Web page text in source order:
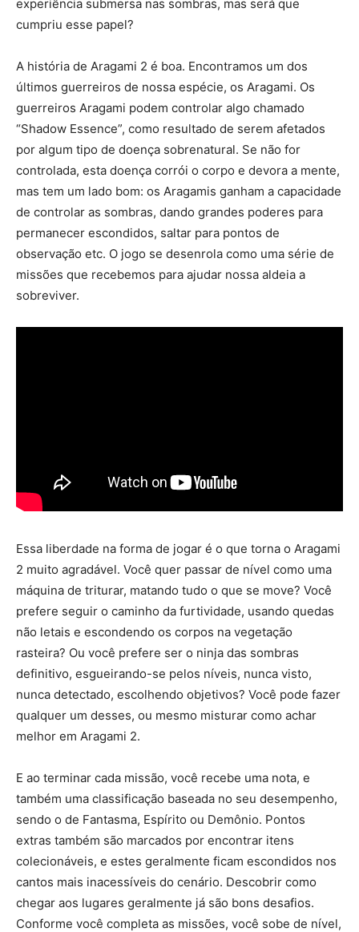
experiência submersa nas sombras, mas será que
cumpriu esse papel?
A história de Aragami 2 é boa. Encontramos um dos
últimos guerreiros de nossa espécie, os Aragami. Os
guerreiros Aragami podem controlar algo chamado
“Shadow Essence”, como resultado de serem afetados
por algum tipo de doença sobrenatural. Se não for
controlada, esta doença corrói o corpo e devora a mente,
mas tem um lado bom: os Aragamis ganham a capacidade
de controlar as sombras, dando grandes poderes para
permanecer escondidos, saltar para pontos de
observação etc. O jogo se desenrola como uma série de
missões que recebemos para ajudar nossa aldeia a
sobreviver.
Essa liberdade na forma de jogar é o que torna o Aragami
2 muito agradável. Você quer passar de nível como uma
máquina de triturar, matando tudo o que se move? Você
prefere seguir o caminho da furtividade, usando quedas
não letais e escondendo os corpos na vegetação
rasteira? Ou você prefere ser o ninja das sombras
definitivo, esgueirando-se pelos níveis, nunca visto,
nunca detectado, escolhendo objetivos? Você pode fazer
qualquer um desses, ou mesmo misturar como achar
melhor em Aragami 2.
E ao terminar cada missão, você recebe uma nota, e
também uma classificação baseada no seu desempenho,
sendo o de Fantasma, Espírito ou Demônio. Pontos
extras também são marcados por encontrar itens
colecionáveis, e estes geralmente ficam escondidos nos
cantos mais inacessíveis do cenário. Descobrir como
chegar aos lugares geralmente já são bons desafios.
Conforme você completa as missões, você sobe de nível,